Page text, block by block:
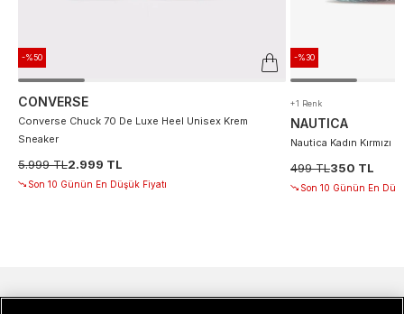
-%50
CONVERSE
Converse Chuck 70 De Luxe Heel Unisex Krem
Sneaker
5.999 TL2.999 TL
Son 10 Günün En Düşük Fiyatı
-%30
+1 Renk
NAUTICA
Nautica Kadın Kırmızı
499 TL350 TL
Son 10 Günün En
MÜŞTERI İLIŞKILERI